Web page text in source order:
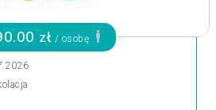
zł / osobę